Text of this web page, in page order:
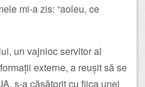
mi-a zis: “aoleu, ce
un vajnioc servitor al
externe, a reușit să se
s-a căsătorit cu fiica unei